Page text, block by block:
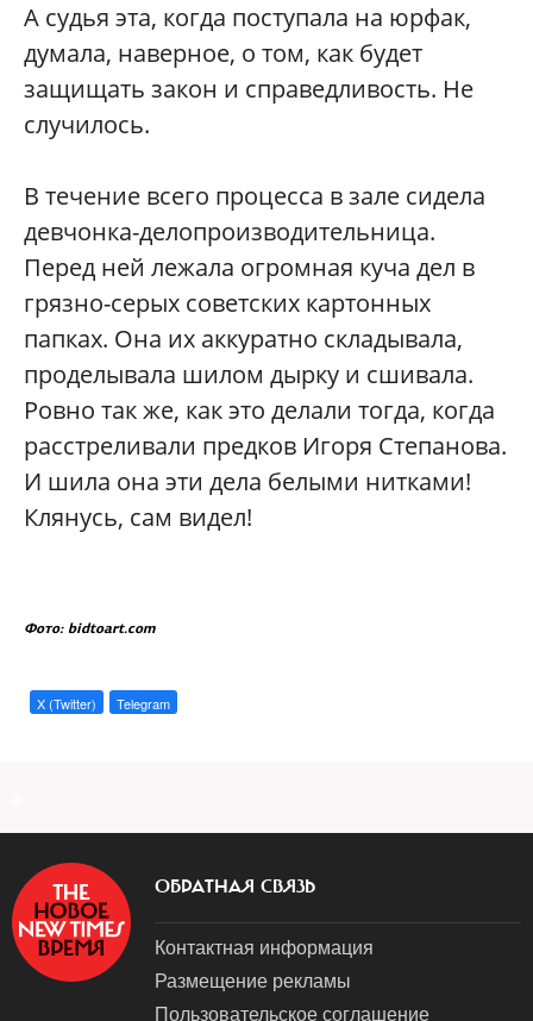
А судья эта, когда поступала на юрфак,
думала, наверное, о том, как будет
защищать закон и справедливость. Не
случилось.
В течение всего процесса в зале сидела
девчонка-делопроизводительница.
Перед ней лежала огромная куча дел в
грязно-серых советских картонных
папках. Она их аккуратно складывала,
проделывала шилом дырку и сшивала.
Ровно так же, как это делали тогда, когда
расстреливали предков Игоря Степанова.
И шила она эти дела белыми нитками!
Клянусь, сам видел!
Фото: bidtoart.com
X (Twitter) Telegram
ОБРАТНАЯ СВЯЗЬ
Контактная информация
Размещение рекламы
Пользовательское соглашение